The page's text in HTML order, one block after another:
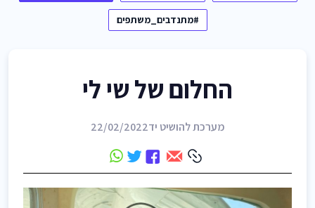
#מתנדבים_משתפים
החלום של שי לי
מערכת להושיט יד22/02/2022